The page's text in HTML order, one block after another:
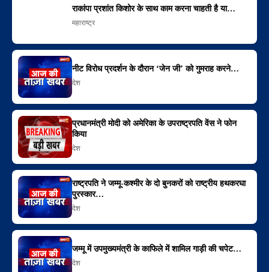
राकांपा प्रशांत किशोर के साथ काम करना चाहती है या…
महाराष्ट्र
नीट विरोध प्रदर्शन के दौरान ‘जेन जी’ को गुमराह करने…
देश
प्रधानमंत्री मोदी को अमेरिका के उपराष्ट्रपति वेंस ने फोन
किया
देश
राष्ट्रपति ने जम्मू-कश्मीर के दो बुनकरों को राष्ट्रीय हथकरघा
पुरस्कार…
देश
जम्मू में उपमुख्यमंत्री के काफिले में शामिल गाड़ी की चपेट…
देश